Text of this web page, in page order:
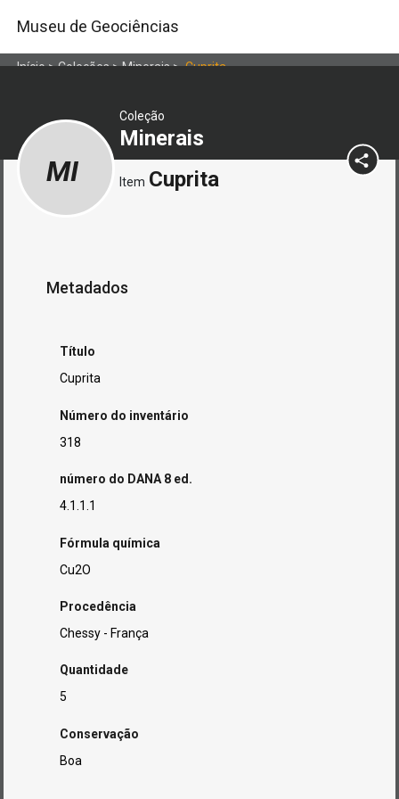
Museu de Geociências
Início>Coleções>Minerais>Cuprita
Coleção
Minerais
MI Item Cuprita
Metadados
Título
Cuprita
Número do inventário
318
número do DANA 8 ed.
4.1.1.1
Fórmula química
Cu2O
Procedência
Chessy - França
Quantidade
5
Conservação
Boa